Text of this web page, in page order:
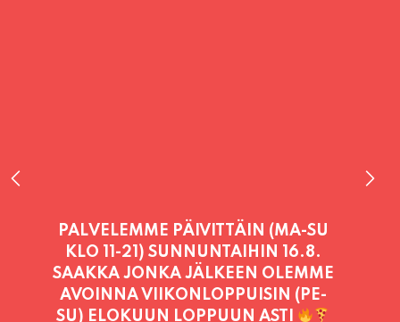
PALVELEMME TÄNÄÄN:
PERJANTAI11:00 - 21:00
PALVELEMME PÄIVITTÄIN (MA-SU
KLO 11-21) SUNNUNTAIHIN 16.8.